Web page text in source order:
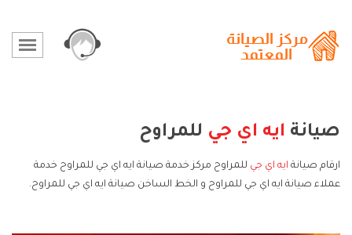
صيانة ايه اي جي للمراوح
ارقام صيانة ايه اي جي للمراوح مركز خدمة صيانة ايه اي جي للمراوح خدمة
عملاء صيانة ايه اي جي للمراوح و الخط الساخن صيانة ايه اي جي للمراوح.